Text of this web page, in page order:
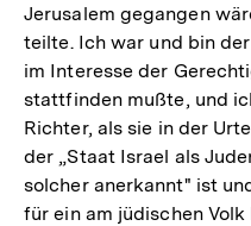
Jerusalem gegangen
teilte. Ich war und bin
im Interesse der
stattfinden mußte, und
Richter, als sie in der
der „Staat Israel als
solcher anerkannt" ist
für ein am jüdischen